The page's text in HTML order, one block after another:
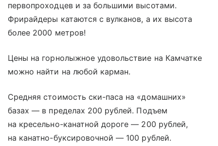
первопроходцев и за большими высотами.
Фрирайдеры катаются с вулканов, а их высота
более 2000 метров!
Цены на горнолыжное удовольствие на Камчатке
можно найти на любой карман.
Средняя стоимость ски-паса на «домашних»
базах — в пределах 200 рублей. Подъем
на кресельно-канатной дороге — 200 рублей,
на канатно-буксировочной — 100 рублей.